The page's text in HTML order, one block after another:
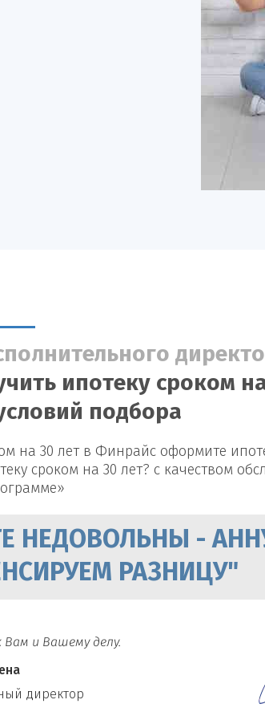
ипотеку сроком
подбора
на 30 лет в Финрайс оформите
сроком на 30 лет? с качеством
НЕДОВОЛЬНЫ -
РАЗНИЦУ"
Вам и Вашему делу.
директор